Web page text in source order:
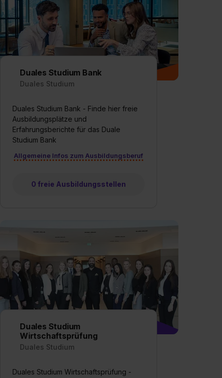
Duales Studium Bank
Duales Studium
Duales Studium Bank - Finde hier freie
Ausbildungsplätze und
Erfahrungsberichte für das Duale
Studium Bank
Allgemeine Infos zum Ausbildungsberuf
0 freie Ausbildungsstellen
Duales Studium
Wirtschaftsprüfung
Duales Studium
Duales Studium Wirtschaftsprüfung -